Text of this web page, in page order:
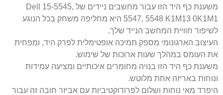
משענת כף היד הזו עבור מחשבים ניידים של Dell 15-5545,
5547, 5548 K1M13 0K1M1 היא מחליפה משחק בכל הנוגע
לשיפור חוויית המחשב הנייד שלך.
העיצוב הארגונומי מספק תמיכה אופטימלית לפרק היד, ומפחית
את העומס במהלך שעות ארוכות של שימוש.
משענת כף היד הזו בנויה מחומרים איכותיים ומציעה עמידות
ונוחות באריזה אחת מלוטש.
היפרד מאי נוחות ושלום לפרודוקטיביות עם אביזר חובה זה עבור